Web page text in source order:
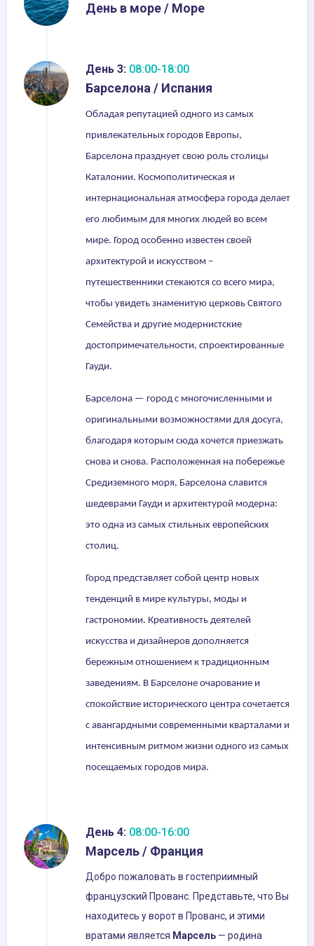
День в море / Море
День 3: 08:00-18:00
Барселона / Испания
Обладая репутацией одного из самых
привлекательных городов Европы,
Барселона празднует свою роль столицы
Каталонии. Космополитическая и
интернациональная атмосфера города делает
его любимым для многих людей во всем
мире. Город особенно известен своей
архитектурой и искусством –
путешественники стекаются со всего мира,
чтобы увидеть знаменитую церковь Святого
Семейства и другие модернистские
достопримечательности, спроектированные
Гауди.
Барселона — город с многочисленными и
оригинальными возможностями для досуга,
благодаря которым сюда хочется приезжать
снова и снова. Расположенная на побережье
Средиземного моря, Барселона славится
шедеврами Гауди и архитектурой модерна:
это одна из самых стильных европейских
столиц.
Город представляет собой центр новых
тенденций в мире культуры, моды и
гастрономии. Креативность деятелей
искусства и дизайнеров дополняется
бережным отношением к традиционным
заведениям. В Барселоне очарование и
спокойствие исторического центра сочетается
с авангардными современными кварталами и
интенсивным ритмом жизни одного из самых
посещаемых городов мира.
День 4: 08:00-16:00
Марсель / Франция
Добро пожаловать в гостеприимный
французский Прованс. Представьте, что Вы
находитесь у ворот в Прованс, и этими
вратами является Марсель — родина